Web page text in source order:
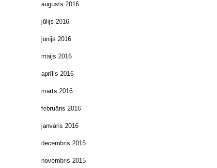
augusts 2016
jūlijs 2016
jūnijs 2016
maijs 2016
aprīlis 2016
marts 2016
februāris 2016
janvāris 2016
decembris 2015
novembris 2015